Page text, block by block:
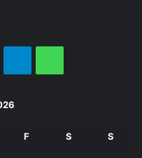
F S S